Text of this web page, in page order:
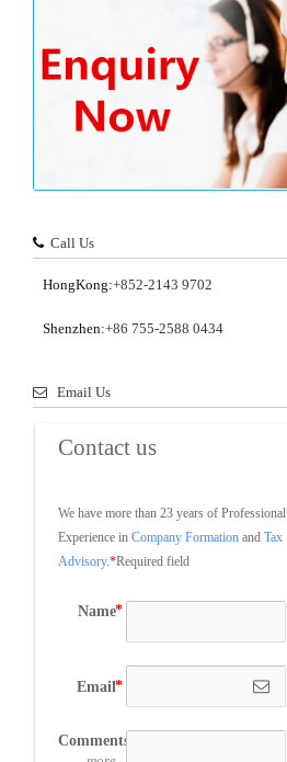
Call Us
HongKong:+852-2143 9702
Shenzhen:+86 755-2588 0434
Email Us
Contact us
We have more than 23 years of Professional
Experience in Company Formation and Tax
Advisory.*Required field
Name
Email
Comments